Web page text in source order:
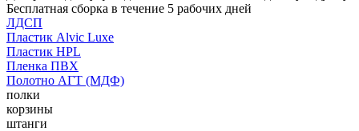
Бесплатная сборка в течение 5 рабочих дней
ЛДСП
Пластик Alvic Luxe
Пластик HPL
Пленка ПВХ
Полотно АГТ (МДФ)
полки
корзины
штанги